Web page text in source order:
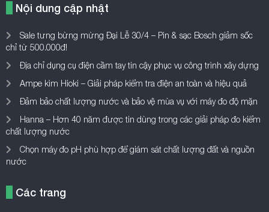
Nội dung cập nhật
Sale tưng bừng mừng Đại Lễ 30/4 – Pin & sạc Bosch giảm sốc
chỉ từ 500.000đ!
Địa chỉ dụng cụ điện cầm tay tin cậy phục vụ công trình xây dựng
Ampe kìm Hioki – Giải pháp kiểm tra điện an toàn và hiệu quả
Đảm bảo chất lượng nước và bảo vệ mùa vụ với máy đo độ mặn
Hanna – Hơn 40 năm được tin dùng trong các giải pháp đo kiểm
chất lượng nước
Chọn máy đo pH phù hợp để giám sát chất lượng đất và nguồn
nước
Các trang